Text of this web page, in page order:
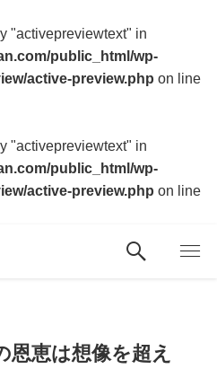
"activepreviewtext" in
public_html/wp-
active-preview.php on line
"activepreviewtext" in
public_html/wp-
active-preview.php on line
恩恵は想像を超え